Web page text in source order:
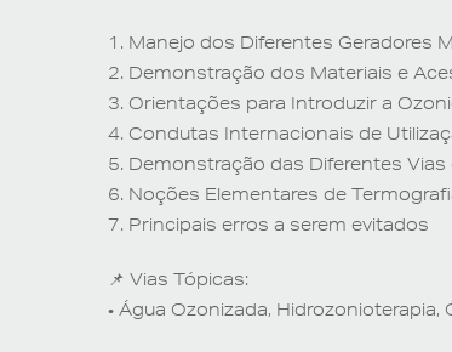
1. Manejo dos Diferentes Geradores
2. Demonstração dos Materiais e
3. Orientações para Introduzir a
4. Condutas Internacionais de
5. Demonstração das Diferentes
6. Noções Elementares de
7. Principais erros a serem evitados
📌 Vias Tópicas:
• Água Ozonizada,